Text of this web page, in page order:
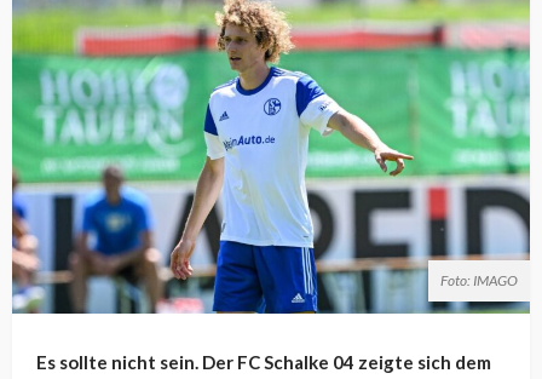
Foto: IMAGO
Es sollte nicht sein. Der FC Schalke 04 zeigte sich dem